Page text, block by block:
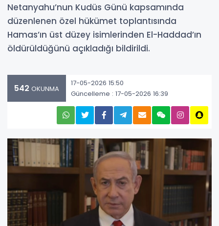
Netanyahu’nun Kudüs Günü kapsamında
düzenlenen özel hükümet toplantısında
Hamas’ın üst düzey isimlerinden El-Haddad’ın
öldürüldüğünü açıkladığı bildirildi.
542 OKUNMA
17-05-2026 15:50
Güncelleme : 17-05-2026 16:39